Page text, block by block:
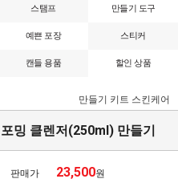
스탬프 만들기 도구
예쁜 포장 스티커
캔들 용품 할인 상품
만들기 키트 스킨케어
밍 클렌저(250ml) 만들기
판매가 23,500원